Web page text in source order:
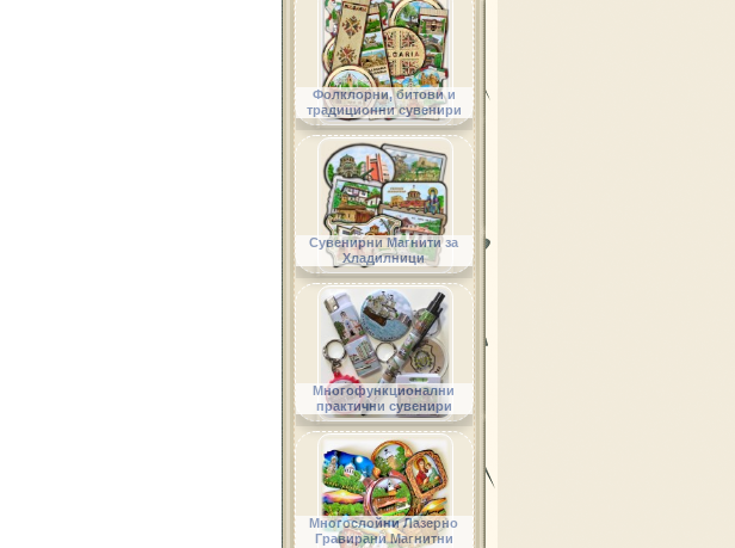
Фолклорни, битови и
традиционни сувенири
Сувенирни Магнити за
Хладилници
Многофункционални
практични сувенири
Многослойни Лазерно
Гравирани Магнитни